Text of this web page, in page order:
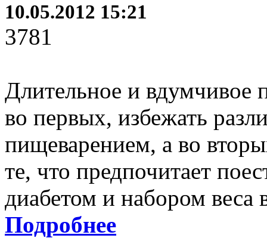
10.05.2012 15:21
3781
Длительное и вдумчивое
во первых, избежать
пищеварением, а во
те, что предпочитает
диабетом и набором веса
Подробнее